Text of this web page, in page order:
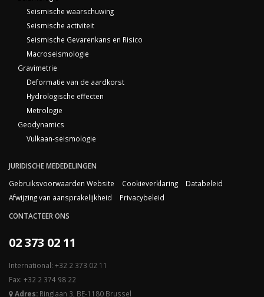
Seismische waarschuwing
Seismische activiteit
Seismische Gevarenkans en Risico
Macroseismologie
Gravimetrie
Deformatie van de aardkorst
Hydrologische effecten
Metrologie
Geodynamics
Vulkaan-seismologie
JURIDISCHE MEDEDELINGEN
Gebruiksvoorwaarden Website
Cookieverklaring
Databeleid
Afwijzing van aansprakelijkheid
Privacybeleid
CONTACTEER ONS
02 373 02 11
International: +32 2 373 02 11
Fax: +32 2 374 98 22
Adres: Ringlaan 3, BE-1180 Brussel